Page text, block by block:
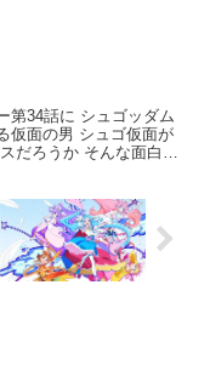
第34話に シュゴッダム
仮面の男 シュゴ仮面が
そんな面白装